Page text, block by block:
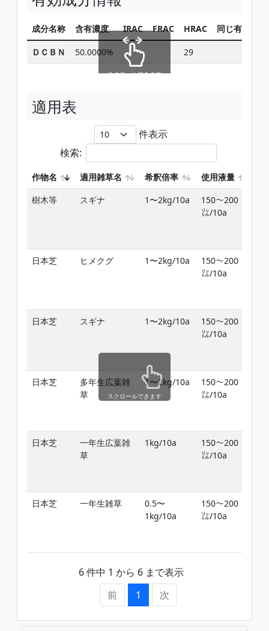
成分名称 含有濃度 IRAC FRAC HRAC 同じ有効成
ＤＣＢＮ 50.0000% 29
スクロールできます
適用表
件表示
検索:
作物名 適用雑草名 希釈倍率 使用液量
樹木等
スギナ 1〜2kg/10a
150〜200
㍑/10a
日本芝 ヒメクグ 1〜2kg/10a
150〜200
㍑/10a
日本芝
スギナ 1〜2kg/10a
150〜200
㍑/10a
日本芝
多年生広葉雑
草
1〜2kg/10a
150〜200
㍑/10a
日本芝
一年生広葉雑
草
1kg/10a
150〜200
㍑/10a
日本芝
一年生雑草
0.5〜
1kg/10a
150〜200
㍑/10a
6 件中 1 から 6 まで表示
前
1 次
スクロールできます